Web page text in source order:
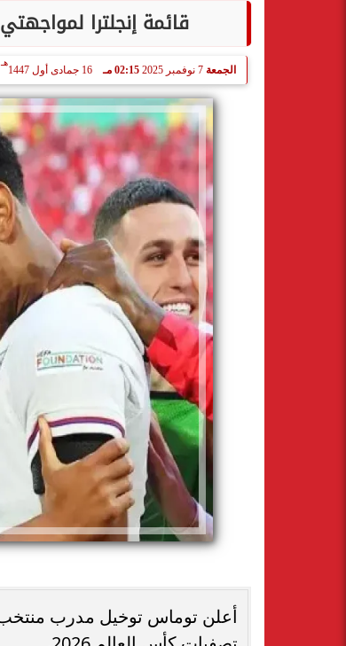
قائمة إنجلترا
الجمعة 7 نوفمبر 2025 02:15 مـ 16 جمادى أول 1447
هـ
أعلن توماس توخيل مدرب منتخب